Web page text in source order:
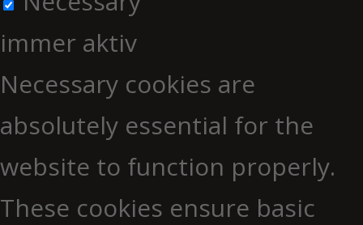
immer aktiv
Necessary cookies are
absolutely essential for the
website to function properly.
These cookies ensure basic